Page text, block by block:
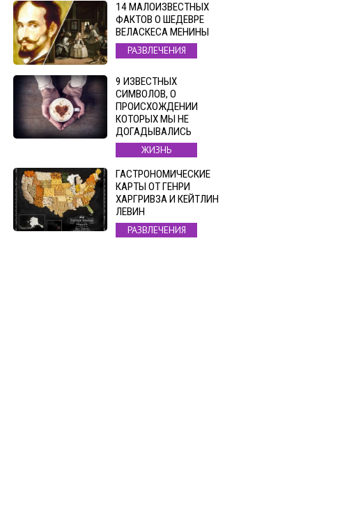
14 МАЛОИЗВЕСТНЫХ
ФАКТОВ О ШЕДЕВРЕ
ВЕЛАСКЕСА МЕНИНЫ
РАЗВЛЕЧЕНИЯ
9 ИЗВЕСТНЫХ
СИМВОЛОВ, О
ПРОИСХОЖДЕНИИ
КОТОРЫХ МЫ НЕ
ДОГАДЫВАЛИСЬ
ЖИЗНЬ
ГАСТРОНОМИЧЕСКИЕ
КАРТЫ ОТ ГЕНРИ
ХАРГРИВЗА И КЕЙТЛИН
ЛЕВИН
РАЗВЛЕЧЕНИЯ